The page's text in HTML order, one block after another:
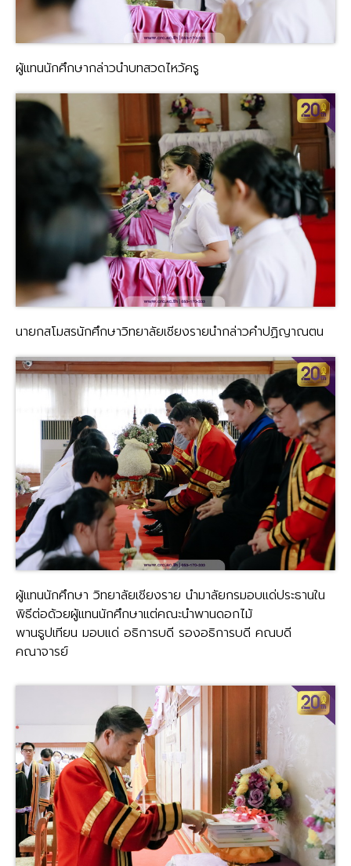
ผู้แทนนักศึกษากล่าวนำบทสวดไหว้ครู
นายกสโมสรนักศึกษาวิทยาลัยเชียงรายนำกล่าวคำปฏิญาณตน
ผู้แทนนักศึกษา วิทยาลัยเชียงราย นำมาลัยกรมอบแด่ประธานใน
พิธีต่อด้วยผู้แทนนักศึกษาแต่คณะนำพานดอกไม้
พานธูปเทียน มอบแด่ อธิการบดี รองอธิการบดี คณบดี
คณาจารย์